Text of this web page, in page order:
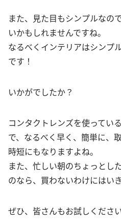
また、見た目もシンプルなの
いかもしれませんですね。
なるべくインテリアはシンプ
です！
いかがでしたか？
コンタクトレンズを使ってい
で、なるべく早く、簡単に、
時短にもなりますよね。
また、忙しい朝のちょっとし
のなら、買わないわけにはい
ぜひ、皆さんもお試しください